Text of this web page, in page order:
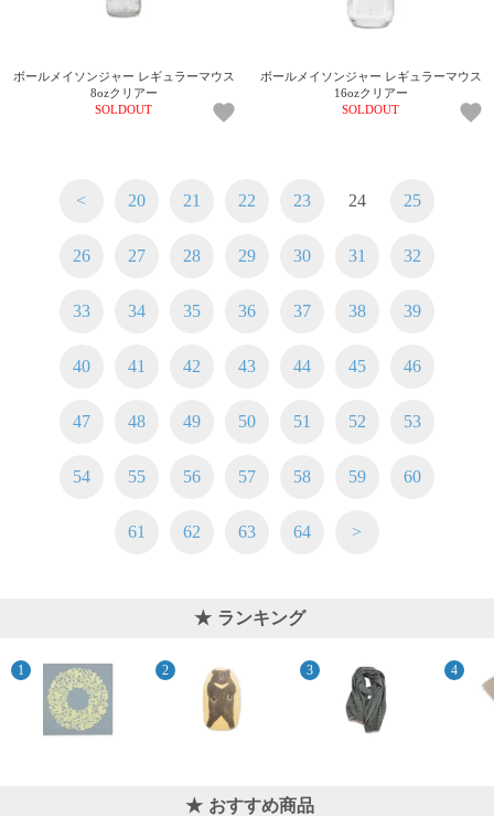
ボールメイソンジャー レギュラーマウス
8ozクリアー
SOLDOUT
ボールメイソンジャー レギュラーマウス
16ozクリアー
SOLDOUT
< 20 21 22 23 24 25
26 27 28 29 30 31 32
33 34 35 36 37 38 39
40 41 42 43 44 45 46
47 48 49 50 51 52 53
54 55 56 57 58 59 60
61 62 63 64 >
ランキング
おすすめ商品